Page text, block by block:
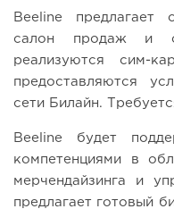
Beeline предлагает
салон продаж и
реализуются сим-
предоставляются
сети Билайн.
Beeline будет
компетенциями в
мерчендайзинга и
предлагает готовый